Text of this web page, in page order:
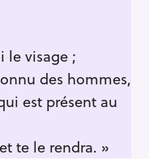
le visage ;
des hommes,
est présent au
te le rendra. »